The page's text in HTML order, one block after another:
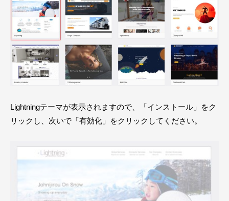
Lightningテーマが表示されますので、「インストール」をク
リックし、次いで「有効化」をクリックしてください。